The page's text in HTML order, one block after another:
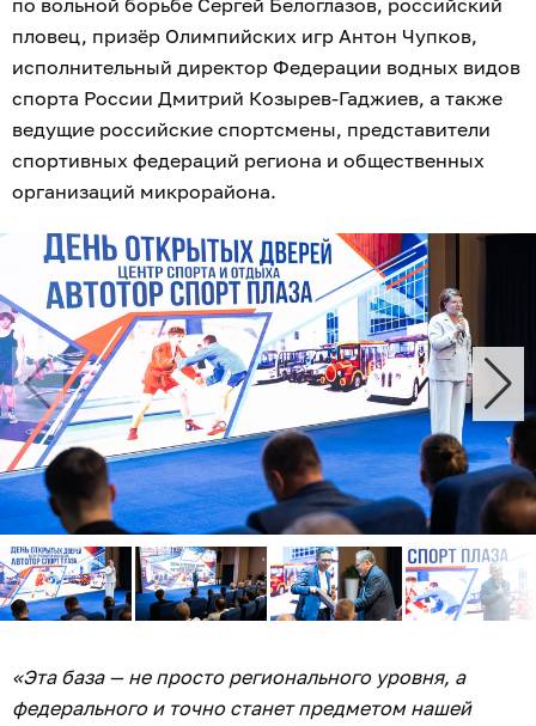
по вольной борьбе Сергей Белоглазов, российский
пловец, призёр Олимпийских игр Антон Чупков,
исполнительный директор Федерации водных видов
спорта России Дмитрий Козырев-Гаджиев, а также
ведущие российские спортсмены, представители
спортивных федераций региона и общественных
организаций микрорайона.
«Эта база — не просто регионального уровня, а
федерального и точно станет предметом нашей